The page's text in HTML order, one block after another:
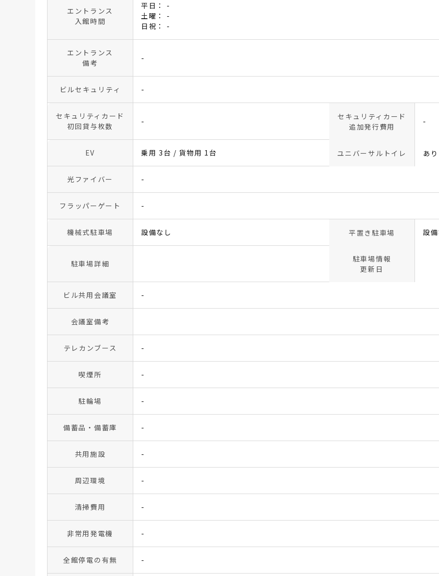
エントランス
入館時間
平日： -
土曜： -
日祝： -
エントランス
備考
-
ビルセキュリティ -
セキュリティカード
初回貸与枚数
-
セキュリティカード
追加発行費用
-
EV 乗用 3台 / 貨物用 1台 ユニバーサルトイレ あり
光ファイバー -
フラッパーゲート -
機械式駐車場 設備なし 平置き駐車場 設
駐車場詳細
駐車場情報
更新日
ビル共用会議室 -
会議室備考
テレカンブース -
喫煙所 -
駐輪場 -
備蓄品・備蓄庫 -
共用施設 -
周辺環境 -
清掃費用 -
非常用発電機 -
全館停電の有無 -